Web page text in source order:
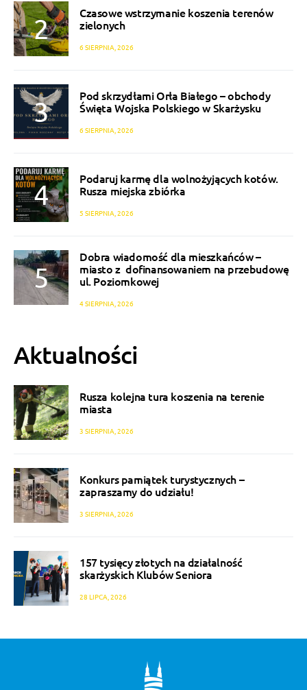
Czasowe wstrzymanie koszenia terenów
zielonych
6 SIERPNIA, 2026
Pod skrzydłami Orła Białego – obchody
Święta Wojska Polskiego w Skarżysku
6 SIERPNIA, 2026
Podaruj karmę dla wolnożyjących kotów.
Rusza miejska zbiórka
5 SIERPNIA, 2026
Dobra wiadomość dla mieszkańców –
miasto z dofinansowaniem na przebudowę
ul. Poziomkowej
4 SIERPNIA, 2026
Aktualności
Rusza kolejna tura koszenia na terenie
miasta
3 SIERPNIA, 2026
Konkurs pamiątek turystycznych –
zapraszamy do udziału!
3 SIERPNIA, 2026
157 tysięcy złotych na działalność
skarżyskich Klubów Seniora
28 LIPCA, 2026